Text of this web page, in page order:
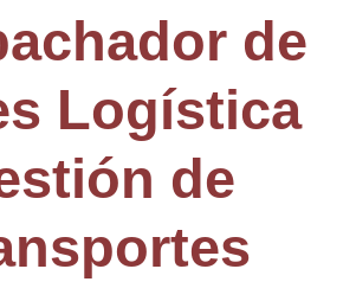
de
Logística
de